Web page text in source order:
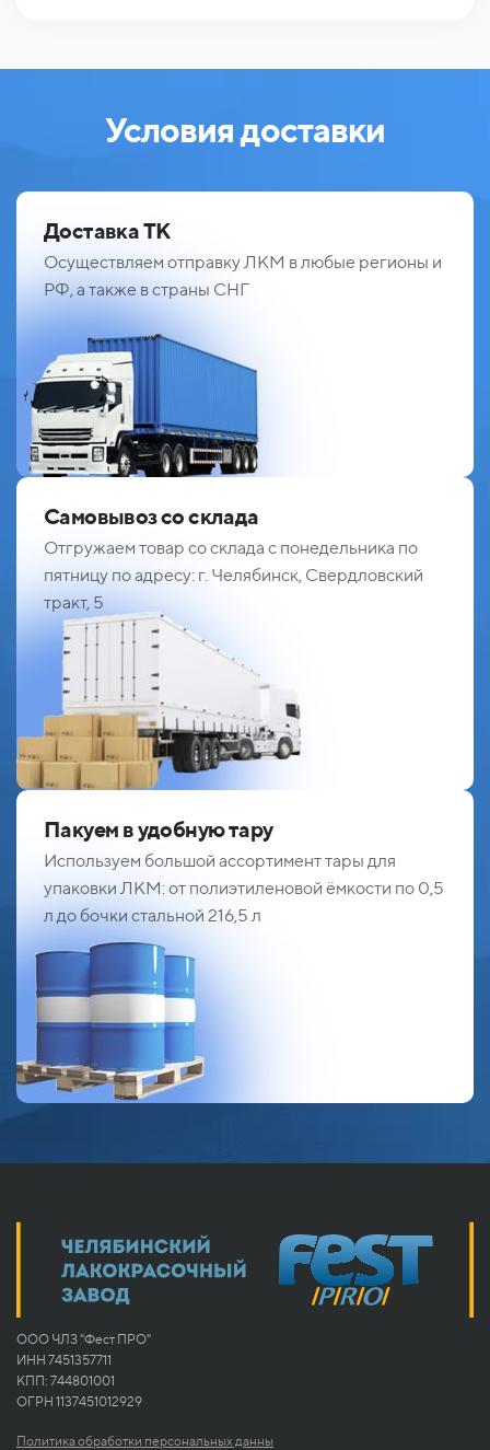
Условия доставки
Доставка ТК
Осуществляем отправку ЛКМ в любые регионы и
РФ, а также в страны СНГ
Самовывоз со склада
Отгружаем товар со склада с понедельника по
пятницу по адресу: г. Челябинск, Свердловский
тракт, 5
Пакуем в удобную тару
Используем большой ассортимент тары для
упаковки ЛКМ: от полиэтиленовой ёмкости по 0,5
л до бочки стальной 216,5 л
ООО ЧЛЗ "Фест ПРО"
ИНН 7451357711
КПП: 744801001
ОГРН 1137451012929
Политика обработки персональных данны